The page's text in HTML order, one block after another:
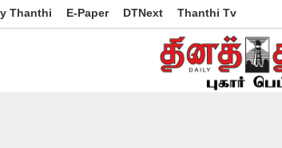
Thanthi E-Paper DTNext Thanthi Tv